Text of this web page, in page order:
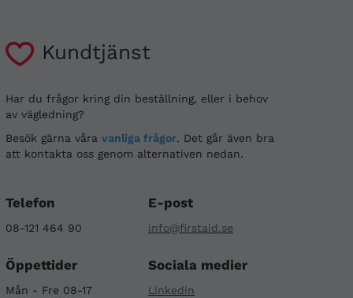
Kundtjänst
Har du frågor kring din beställning, eller i behov
av vägledning?
Besök gärna våra vanliga frågor. Det går även bra
att kontakta oss genom alternativen nedan.
Telefon
08-121 464 90
E-post
info@firstaid.se
Öppettider
Mån - Fre 08-17
Sociala medier
Linkedin